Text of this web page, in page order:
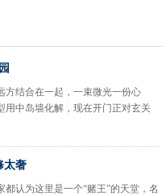
方结合在一起，一束微光一份心
用中岛墙化解，现在开门正对玄关
太奢
认为这里是一个“赌王”的天堂，名